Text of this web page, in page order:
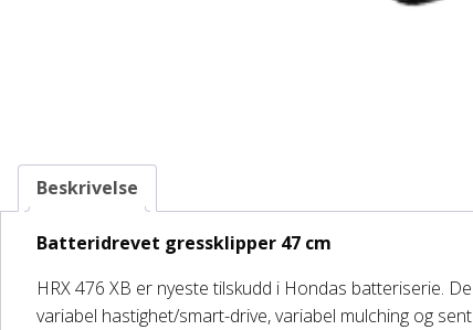
Beskrivelse
Batteridrevet gressklipper 47 cm
HRX 476 XB er nyeste tilskudd i Hondas batteriserie.
variabel hastighet/smart-drive, variabel mulching og